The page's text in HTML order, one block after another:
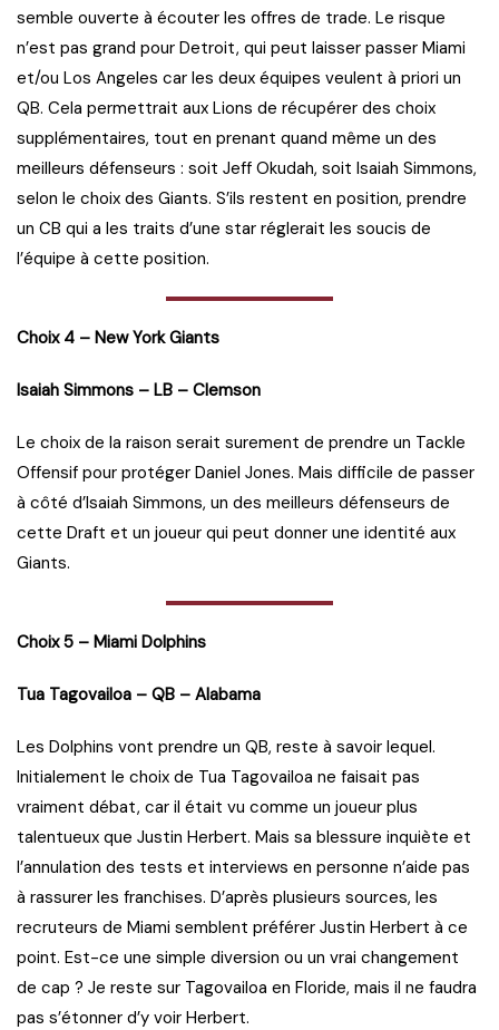
semble ouverte à écouter les offres de trade. Le risque
n’est pas grand pour Detroit, qui peut laisser passer Miami
et/ou Los Angeles car les deux équipes veulent à priori un
QB. Cela permettrait aux Lions de récupérer des choix
supplémentaires, tout en prenant quand même un des
meilleurs défenseurs : soit Jeff Okudah, soit Isaiah Simmons,
selon le choix des Giants. S’ils restent en position, prendre
un CB qui a les traits d’une star réglerait les soucis de
l’équipe à cette position.
Choix 4 – New York Giants
Isaiah Simmons – LB – Clemson
Le choix de la raison serait surement de prendre un Tackle
Offensif pour protéger Daniel Jones. Mais difficile de passer
à côté d’Isaiah Simmons, un des meilleurs défenseurs de
cette Draft et un joueur qui peut donner une identité aux
Giants.
Choix 5 – Miami Dolphins
Tua Tagovailoa – QB – Alabama
Les Dolphins vont prendre un QB, reste à savoir lequel.
Initialement le choix de Tua Tagovailoa ne faisait pas
vraiment débat, car il était vu comme un joueur plus
talentueux que Justin Herbert. Mais sa blessure inquiète et
l’annulation des tests et interviews en personne n’aide pas
à rassurer les franchises. D’après plusieurs sources, les
recruteurs de Miami semblent préférer Justin Herbert à ce
point. Est-ce une simple diversion ou un vrai changement
de cap ? Je reste sur Tagovailoa en Floride, mais il ne faudra
pas s’étonner d’y voir Herbert.